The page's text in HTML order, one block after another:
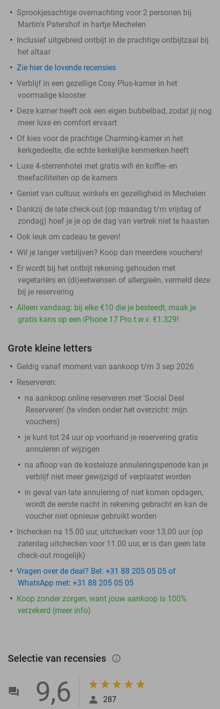
Sprookjesachtige overnachting voor 2 personen bij
Martin's Patershof in hartje Mechelen
Inclusief uitgebreid ontbijt in de prachtige ontbijtzaal bij
het altaar
Zie hier de lovende recensies
Verblijf in een gezellige Cosy Plus-kamer in het
voormalige klooster
Deze kamer heeft ook een eigen bubbelbad, zodat jij nog
meer luxe en comfort ervaart
Of kies voor de prachtige Charming-kamer in het
kerkgedeelte, die echte kerkelijke kenmerken heeft
Luxe 4-sterrenhotel met gratis wifi én koffie- en
theefaciliteiten op de kamers
Geniet van cultuur, winkels en gezelligheid in Mechelen
Dankzij de late check-out (op maandag t/m vrijdag of
zondag) hoef je je op de dag van vertrek niet te haasten
Ook leuk om cadeau te geven!
Wil je langer verblijven? Koop dan meerdere vouchers!
Er wordt bij het ontbijt rekening gehouden met
vegetariërs en (di)eetwensen of allergieën, vermeld deze
bij je reservering
Alleen vandaag: bij elke €10 die je besteedt, maak je
gratis kans op een iPhone 17 Pro t.w.v. €1.329!
Grote kleine letters
Geldig vanaf moment van aankoop t/m 3 sep 2026
Reserveren:
na aankoop online reserveren met 'Social Deal
Reserveren' (te vinden onder het overzicht: mijn
vouchers)
je kunt tot 24 uur op voorhand je reservering gratis
annuleren of wijzigen
na afloop van de kosteloze annuleringsperiode kan je
verblijf niet meer gewijzigd of verplaatst worden
in geval van late annulering of niet komen opdagen,
wordt de eerste nacht in rekening gebracht en kan de
voucher niet opnieuw gebruikt worden
Inchecken na 15.00 uur, uitchecken voor 13.00 uur (op
zaterdag uitchecken voor 11.00 uur, er is dan geen late
check-out mogelijk)
Vragen over de deal? Bel: +31 88 205 05 05 of
WhatsApp met: +31 88 205 05 05
Koop zonder zorgen, want jouw aankoop is 100%
verzekerd (meer info)
Selectie van recensies info_outlined
9,6 287